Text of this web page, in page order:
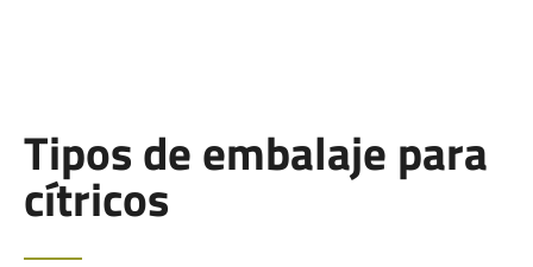
Tipos de embalaje para
cítricos